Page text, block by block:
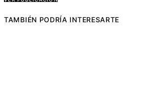
TAMBIÉN PODRÍA INTERESARTE